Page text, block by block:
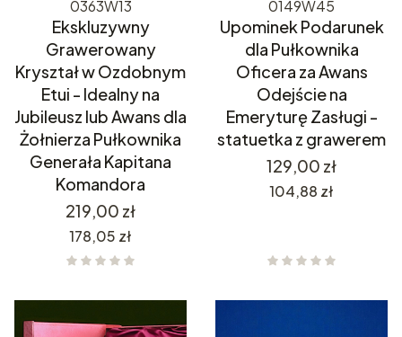
0363W13
Ekskluzywny
Grawerowany
Kryształ w Ozdobnym
Etui - Idealny na
Jubileusz lub Awans dla
Żołnierza Pułkownika
Generała Kapitana
Komandora
Cena
219,00 zł
Cena
178,05 zł
0149W45
Upominek Podarunek
dla Pułkownika
Oficera za Awans
Odejście na
Emeryturę Zasługi -
statuetka z grawerem
Cena
129,00 zł
Cena
104,88 zł